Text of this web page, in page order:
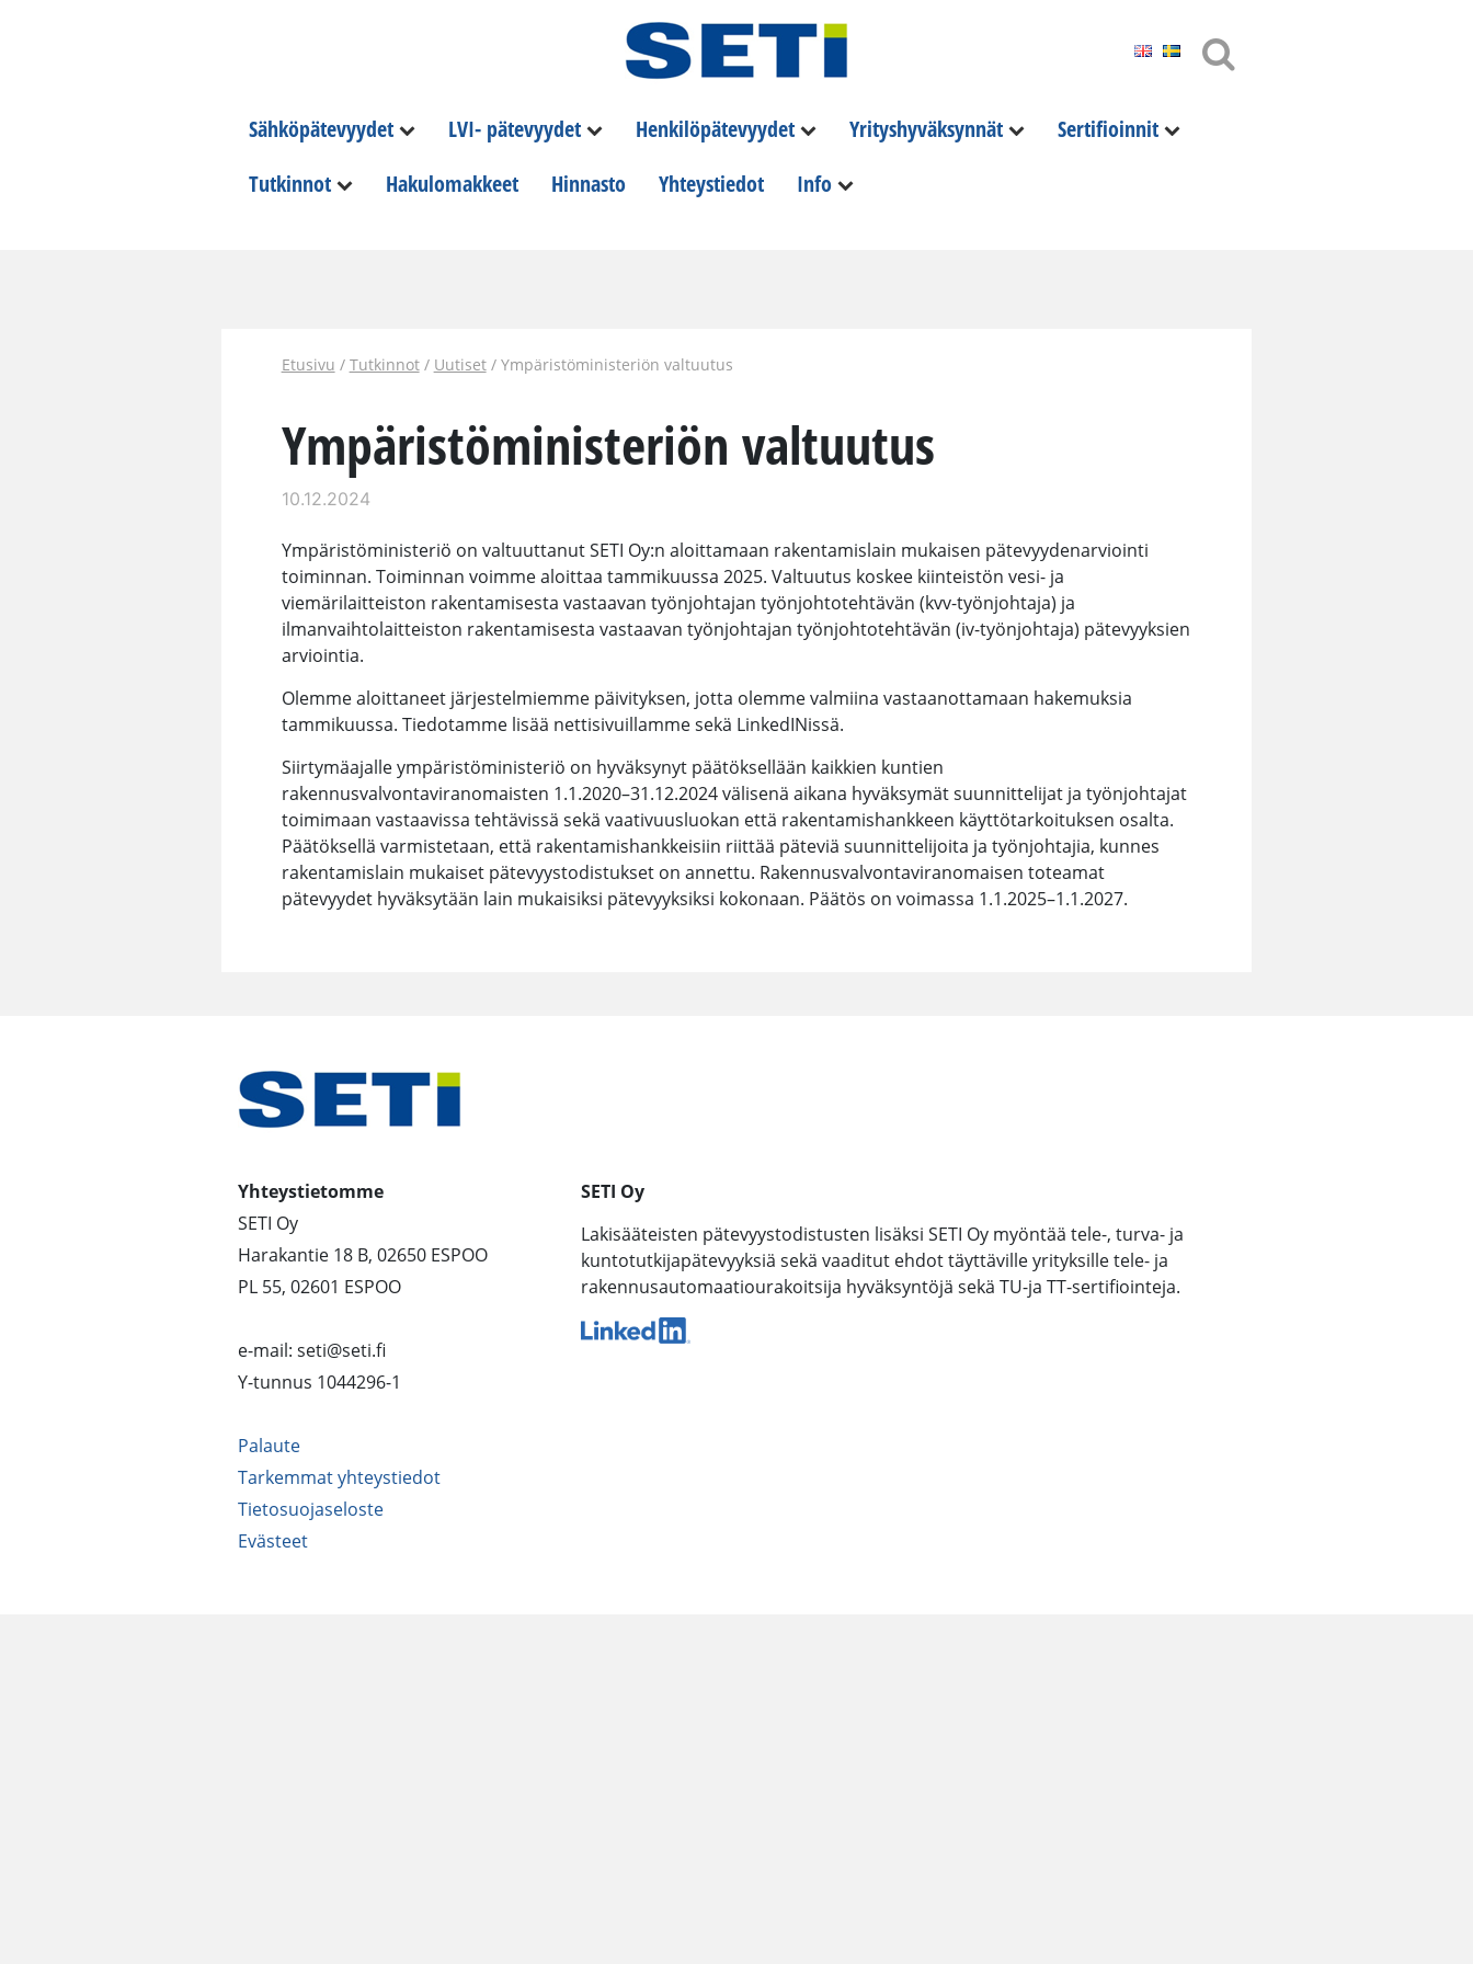
Sähköpätevyydet LVI- pätevyydet Henkilöpätevyydet Yrityshyväksynnät
Sertifioinnit
Tutkinnot
Hakulomakkeet Hinnasto Yhteystiedot Info
Etusivu / Tutkinnot/ Uutiset/ Ympäristöministeriön valtuutus
Ympäristöministeriön valtuutus
10.12.2024
Ympäristöministeriö on valtuuttanut SETI Oy:n aloittamaan rakentamislain mukaisen pätevyydenarviointi
toiminnan. Toiminnan voimme aloittaa tammikuussa 2025. Valtuutus koskee kiinteistön vesi- ja
viemärilaitteiston rakentamisesta vastaavan työnjohtajan työnjohtotehtävän (kvv-työnjohtaja) ja
ilmanvaihtolaitteiston rakentamisesta vastaavan työnjohtajan työnjohtotehtävän (iv-työnjohtaja) pätevyyksien
arviointia.
Olemme aloittaneet järjestelmiemme päivityksen, jotta olemme valmiina vastaanottamaan hakemuksia
tammikuussa. Tiedotamme lisää nettisivuillamme sekä LinkedINissä.
Siirtymäajalle ympäristöministeriö on hyväksynyt päätöksellään kaikkien kuntien
rakennusvalvontaviranomaisten 1.1.2020–31.12.2024 välisenä aikana hyväksymät suunnittelijat ja työnjohtajat
toimimaan vastaavissa tehtävissä sekä vaativuusluokan että rakentamishankkeen käyttötarkoituksen osalta.
Päätöksellä varmistetaan, että rakentamishankkeisiin riittää päteviä suunnittelijoita ja työnjohtajia, kunnes
rakentamislain mukaiset pätevyystodistukset on annettu. Rakennusvalvontaviranomaisen toteamat
pätevyydet hyväksytään lain mukaisiksi pätevyyksiksi kokonaan. Päätös on voimassa 1.1.2025–1.1.2027.
Yhteystietomme
SETI Oy
Harakantie 18 B, 02650 ESPOO
PL 55, 02601 ESPOO
e-mail: seti@seti.fi
Y-tunnus 1044296-1
Palaute
Tarkemmat yhteystiedot
Tietosuojaseloste
Evästeet
SETI Oy
Lakisääteisten pätevyystodistusten lisäksi SETI Oy myöntää tele-, turva- ja
kuntotutkijapätevyyksiä sekä vaaditut ehdot täyttäville yrityksille tele- ja
rakennusautomaatiourakoitsija hyväksyntöjä sekä TU-ja TT-sertifiointeja.